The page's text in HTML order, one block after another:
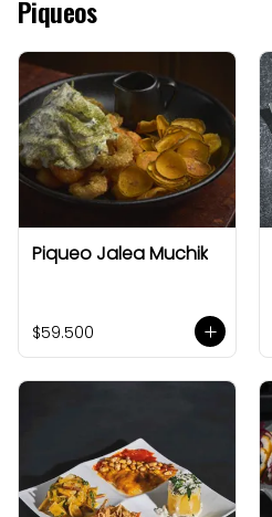
Piqueos
Piqueo Jalea Muchik
$59.500